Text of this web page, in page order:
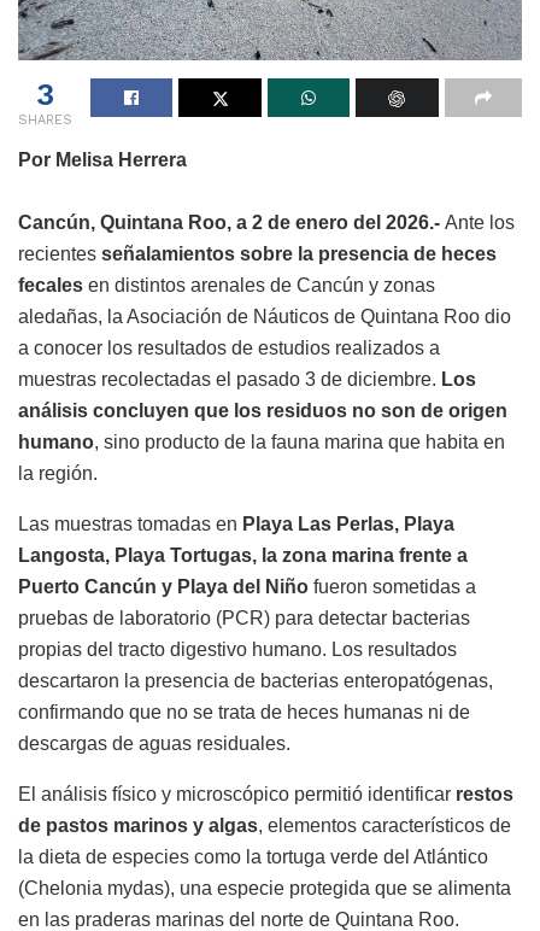
3
SHARES
Por Melisa Herrera
Cancún, Quintana Roo, a 2 de enero del 2026.- Ante los
recientes señalamientos sobre la presencia de heces
fecales en distintos arenales de Cancún y zonas
aledañas, la Asociación de Náuticos de Quintana Roo dio
a conocer los resultados de estudios realizados a
muestras recolectadas el pasado 3 de diciembre. Los
análisis concluyen que los residuos no son de origen
humano, sino producto de la fauna marina que habita en
la región.
Las muestras tomadas en Playa Las Perlas, Playa
Langosta, Playa Tortugas, la zona marina frente a
Puerto Cancún y Playa del Niño fueron sometidas a
pruebas de laboratorio (PCR) para detectar bacterias
propias del tracto digestivo humano. Los resultados
descartaron la presencia de bacterias enteropatógenas,
confirmando que no se trata de heces humanas ni de
descargas de aguas residuales.
El análisis físico y microscópico permitió identificar restos
de pastos marinos y algas, elementos característicos de
la dieta de especies como la tortuga verde del Atlántico
(Chelonia mydas), una especie protegida que se alimenta
en las praderas marinas del norte de Quintana Roo.